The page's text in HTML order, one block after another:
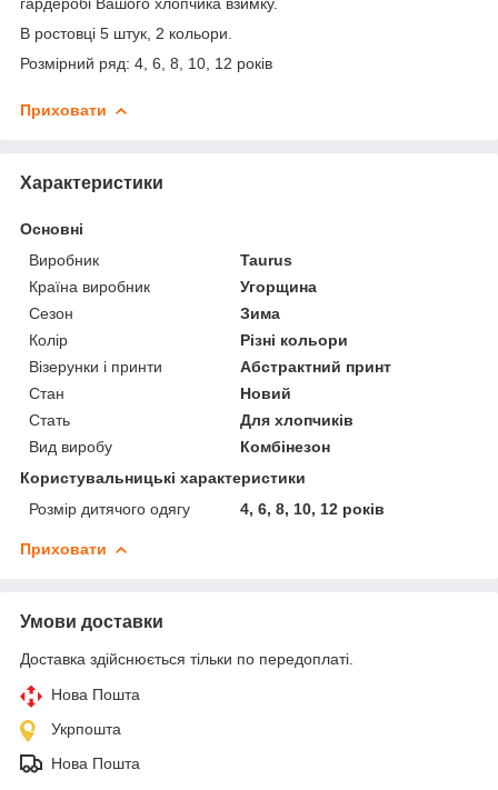
В ростовці 5 штук, 2 кольори.
Розмірний ряд: 4, 6, 8, 10, 12 років
Приховати
Характеристики
Основні
Виробник
Taurus
Країна виробник
Угорщина
Сезон
Зима
Колір
Різні кольори
Візерунки і принти
Абстрактний принт
Стан
Новий
Стать
Для хлопчиків
Вид виробу
Комбінезон
Користувальницькі характеристики
Розмір дитячого одягу
4, 6, 8, 10, 12 років
Приховати
Умови доставки
Доставка здійснюється тільки по передоплаті.
Нова Пошта
Укрпошта
Нова Пошта